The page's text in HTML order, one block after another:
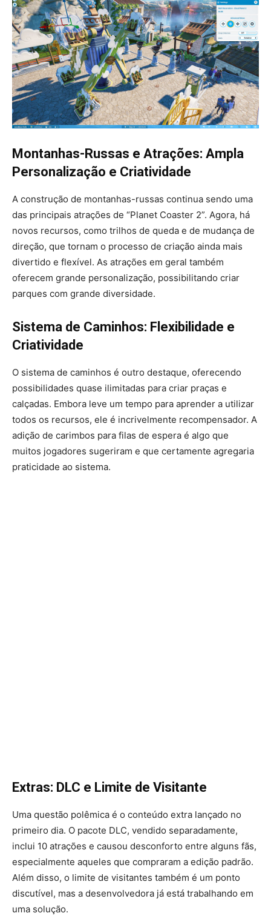
Montanhas-Russas e Atrações: Ampla
Personalização e Criatividade
A construção de montanhas-russas continua sendo uma
das principais atrações de “Planet Coaster 2”. Agora, há
novos recursos, como trilhos de queda e de mudança de
direção, que tornam o processo de criação ainda mais
divertido e flexível. As atrações em geral também
oferecem grande personalização, possibilitando criar
parques com grande diversidade.
Sistema de Caminhos: Flexibilidade e
Criatividade
O sistema de caminhos é outro destaque, oferecendo
possibilidades quase ilimitadas para criar praças e
calçadas. Embora leve um tempo para aprender a utilizar
todos os recursos, ele é incrivelmente recompensador. A
adição de carimbos para filas de espera é algo que
muitos jogadores sugeriram e que certamente agregaria
praticidade ao sistema.
Extras: DLC e Limite de Visitante
Uma questão polêmica é o conteúdo extra lançado no
primeiro dia. O pacote DLC, vendido separadamente,
inclui 10 atrações e causou desconforto entre alguns fãs,
especialmente aqueles que compraram a edição padrão.
Além disso, o limite de visitantes também é um ponto
discutível, mas a desenvolvedora já está trabalhando em
uma solução.